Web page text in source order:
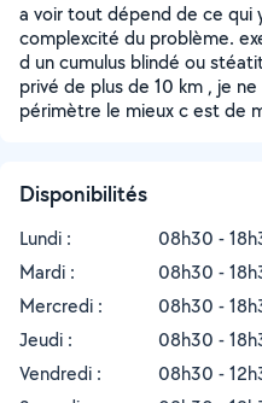
a voir tout dépend de ce qui
complexcité du problème.
d un cumulus blindé ou
privé de plus de 10 km , je
périmètre le mieux c est de
Disponibilités
Lundi :
08h30 -
Mardi :
08h30 -
Mercredi :
08h30 -
Jeudi :
08h30 -
Vendredi :
08h30 -